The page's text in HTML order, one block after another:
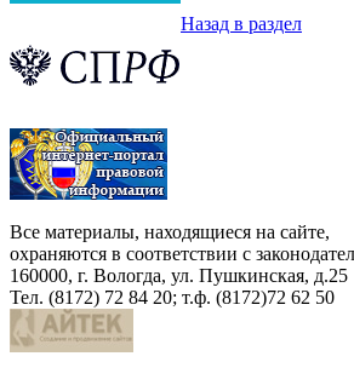
Назад в раздел
Все материалы, находящиеся на сайте,
охраняются в соответствии с
160000, г. Вологда, ул. Пушкинская, д.25
Тел. (8172) 72 84 20; т.ф. (8172)72 62 50